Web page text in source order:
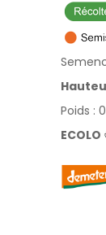
Poids :
ECOLO